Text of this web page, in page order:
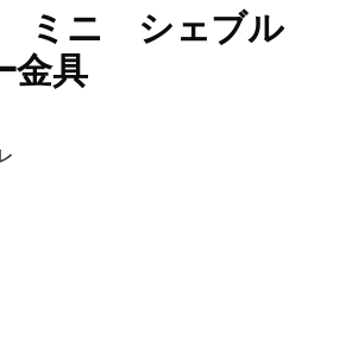
ミニ シェブル
具